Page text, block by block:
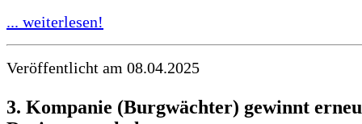
... weiterlesen!
Veröffentlicht am 08.04.2025
3. Kompanie (Burgwächter) gewinnt